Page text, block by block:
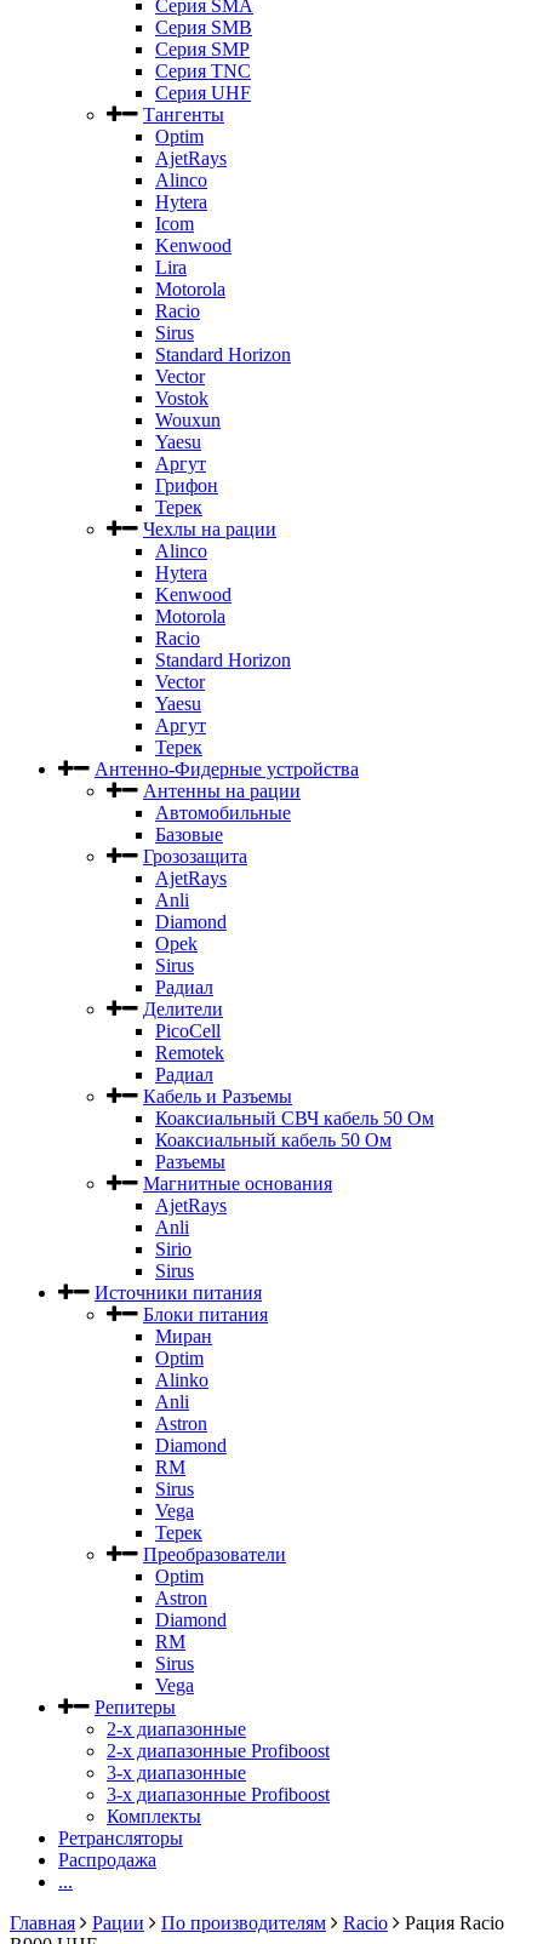
Серия SMA
Серия SMB
Серия SMP
Серия TNC
Серия UHF
Тангенты
Optim
AjetRays
Alinco
Hytera
Icom
Kenwood
Lira
Motorola
Racio
Sirus
Standard Horizon
Vector
Vostok
Wouxun
Yaesu
Аргут
Грифон
Терек
Чехлы на рации
Alinco
Hytera
Kenwood
Motorola
Racio
Standard Horizon
Vector
Yaesu
Аргут
Терек
Антенно-Фидерные устройства
Антенны на рации
Автомобильные
Базовые
Грозозащита
AjetRays
Anli
Diamond
Opek
Sirus
Радиал
Делители
PicoCell
Remotek
Радиал
Кабель и Разъемы
Коаксиальный СВЧ кабель 50 Ом
Коаксиальный кабель 50 Ом
Разъемы
Магнитные основания
AjetRays
Anli
Sirio
Sirus
Источники питания
Блоки питания
Миран
Optim
Alinko
Anli
Astron
Diamond
RM
Sirus
Vega
Терек
Преобразователи
Optim
Astron
Diamond
RM
Sirus
Vega
Репитеры
2-х диапазонные
2-х диапазонные Profiboost
3-х диапазонные
3-х диапазонные Profiboost
Комплекты
Ретрансляторы
Распродажа
...
Главная
Рации По производителям Racio
Рация Racio